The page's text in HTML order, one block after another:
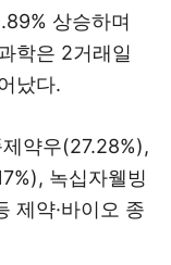
상승하며
학은 2거래일
났다.
약우(27.28%),
녹십자웰빙
제약·바이오 종